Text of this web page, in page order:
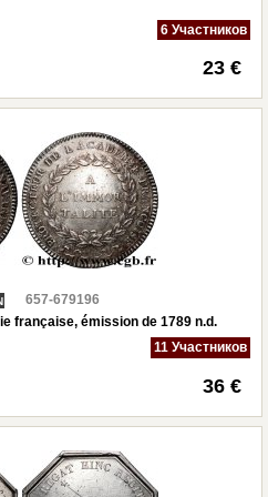
6 Участников
23 €
657-679196
française, émission de 1789 n.d.
11 Участников
36 €